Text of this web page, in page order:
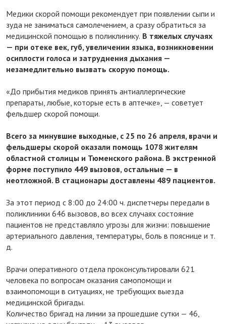
Медики скорой помощи рекомендует при появлении сыпи и
зуда не заниматься самолечением, а сразу обратиться за
медицинской помощью в поликлинику. В тяжелых случаях
— при отеке век, губ, увеличении языка, возникновении
осиплости голоса и затруднения дыхания —
незамедлительно вызвать скорую помощь.
«До прибытия медиков принять антиаллергические
препараты, любые, которые есть в аптечке», — советует
фельдшер скорой помощи.
Всего за минувшие выходные, с 25 по 26 апреля, врачи и
фельдшеры скорой оказали помощь 1078 жителям
областной столицы и Тюменского района. В экстренной
форме поступило 449 вызовов, остальные — в
неотложной. В стационары доставлены 489 пациентов.
За этот период с 8:00 до 24:00 ч. диспетчеры передали в
поликлиники 646 вызовов, во всех случаях состояние
пациентов не представляло угрозы для жизни: повышение
артериального давления, температуры, боль в пояснице и т.
д.
Врачи оперативного отдела проконсультировали 621
человека по вопросам оказания самопомощи и
взаимопомощи в ситуациях, не требующих выезда
медицинской бригады.
Количество бригад на линии за прошедшие сутки — 46,